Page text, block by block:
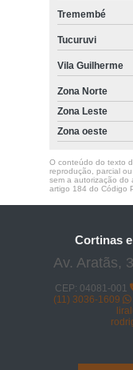
carpete têxtil em
carpete têxtil em
piso carpete têxtil Vila
Tremembé
Tucuruvi
Vila Guilherme
Zona Norte
Zona Leste
Zona oeste
O conteúdo do texto
reprodução, parcial
sem a autorização do
artigo 184 do Código
Cortinas
Av. Aratãs,
CEP: 04081-001
(11) 3036-1609